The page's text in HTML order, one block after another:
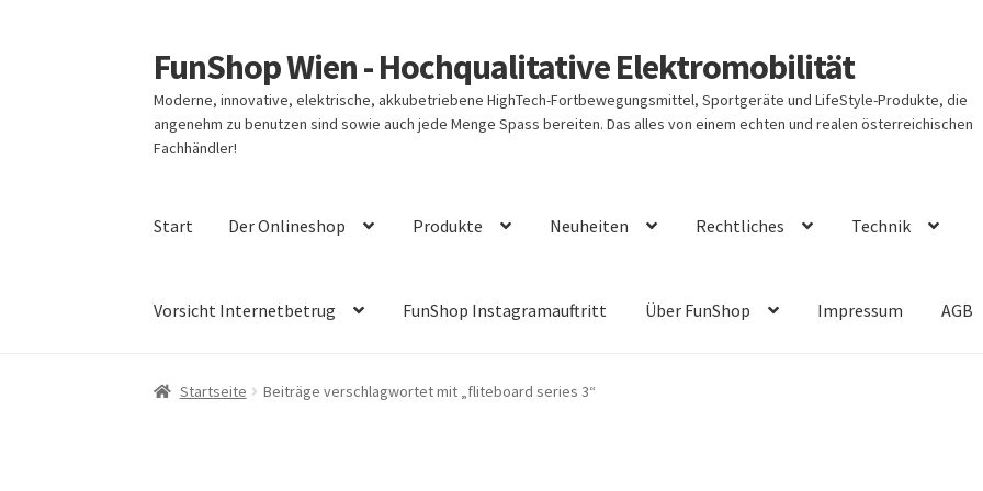
Zur
Navigation
springen
Zum
Inhalt
springen
FunShop Wien - Hochqualitative Elektromobilität
Moderne, innovative, elektrische, akkubetriebene HighTech-Fortbewegungsmittel, Sportgeräte und LifeStyle-Produkte, die
angenehm zu benutzen sind sowie auch jede Menge Spass bereiten. Das alles von einem echten und realen österreichischen
Fachhändler!
Start Der Onlineshop Produkte Neuheiten Rechtliches Technik
Vorsicht Internetbetrug FunShop Instagramauftritt Über FunShop Impressum AGB
Startseite Beiträge verschlagwortet mit „fliteboard series 3“